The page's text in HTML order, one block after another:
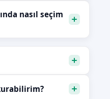
nasıl seçim